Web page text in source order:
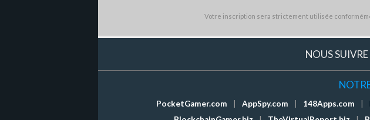
Votre inscription sera strictement utilisée
NOUS SUIVRE
PocketGamer.com AppSpy.com 148Apps.com